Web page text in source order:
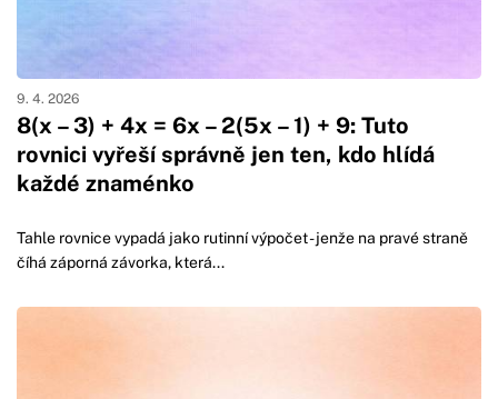
8(x – 3) + 4x = 6x – 2(5x – 1) + 9: Tuto
rovnici vyřeší správně jen ten, kdo hlídá
každé znaménko
9. 4. 2026
Tahle rovnice vypadá jako rutinní výpočet - jenže na pravé straně
číhá záporná závorka, která...